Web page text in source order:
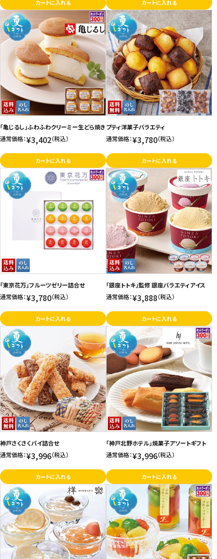
カートに入れる カートに入れる
「亀じるし」ふわふわクリーミー生どら焼き
通常価格：¥3,402（税込）
カートに入れる
プティ洋菓子バラエティ
通常価格：¥3,780（税込）
カートに入れる
「東京花万」フルーツゼリー詰合せ
通常価格：¥3,780（税込）
カートに入れる
「銀座トトキ」監修 銀座バラエティアイス
通常価格：¥3,888（税込）
カートに入れる
神戸さくさくパイ詰合せ
通常価格：¥3,996（税込）
カートに入れる
「神戸北野ホテル」焼菓子アソートギフト
通常価格：¥3,996（税込）
カートに入れる